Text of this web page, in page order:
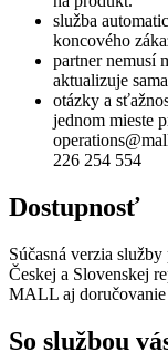
služba
koncového
partner nemusí
aktualizuje
otázky a
jednom mieste
226 254 554
Dostupnosť
Súčasná verzia
Českej a Slovenskej
MALL aj doručovanie
So službou